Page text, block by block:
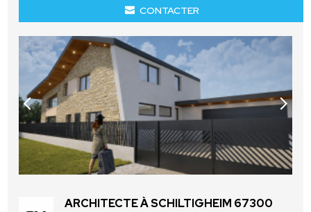
CONTACTER
ARCHITECTE À SCHILTIGHEIM 67300